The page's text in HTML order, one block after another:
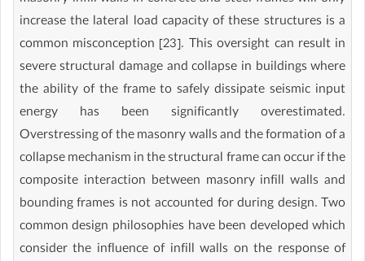
increase the lateral load capacity of these structures is a
common misconception [23]. This oversight can result in
severe structural damage and collapse in buildings where
the ability of the frame to safely dissipate seismic input
energy has been significantly overestimated.
Overstressing of the masonry walls and the formation of a
collapse mechanism in the structural frame can occur if the
composite interaction between masonry infill walls and
bounding frames is not accounted for during design. Two
common design philosophies have been developed which
consider the influence of infill walls on the response of